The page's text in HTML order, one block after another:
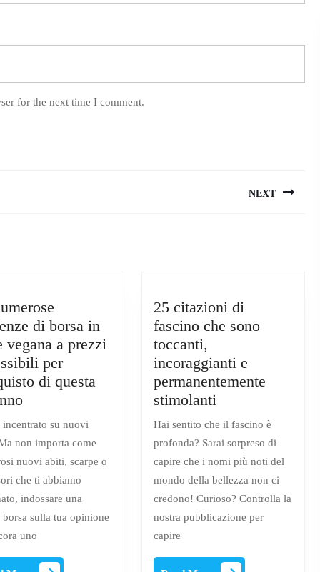
for the next time I comment.
NEXT
di borsa in
vegana a prezzi
per
di questa
Le
numerose
tendenze
borsa
in
pelle
prezzi
incentrato su nuovi
non importa come
nuovi abiti, scarpe o
che ti abbiamo
indossare una
borsa sulla tua opinione
uno
25 citazioni di
fascino che sono
toccanti,
incoraggianti e
permanentemente
stimolanti
citazioni
di
fascino
che
sono
toccanti,
incoraggianti
permanentemente
Hai sentito che il fascino è
profonda? Sarai sorpreso di
capire che i nomi più noti del
mondo della bellezza non ci
credono! Curioso? Controlla la
nostra pubblicazione per
capire